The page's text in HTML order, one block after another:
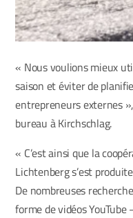
« Nous voulions mieux
saison et éviter de
entrepreneurs externes
bureau à Kirchschlag.
« C’est ainsi que la
Lichtenberg s’est
De nombreuses
forme de vidéos